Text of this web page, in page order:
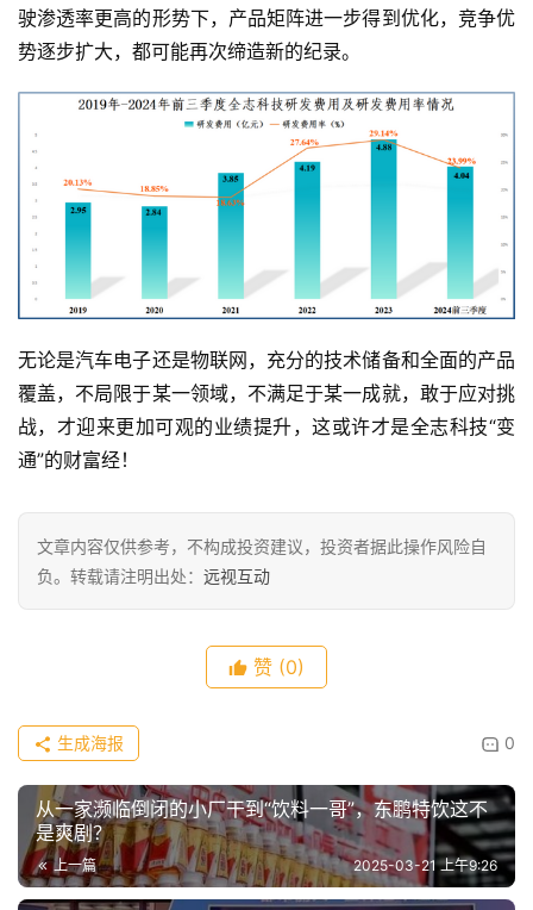
驶渗透率更高的形势下，产品矩阵进一步得到优化，竞争优
势逐步扩大，都可能再次缔造新的纪录。
无论是汽车电子还是物联网，充分的技术储备和全面的产品
覆盖，不局限于某一领域，不满足于某一成就，敢于应对挑
战，才迎来更加可观的业绩提升，这或许才是全志科技“变
通”的财富经！
文章内容仅供参考，不构成投资建议，投资者据此操作风险自
负。转载请注明出处： 远视互动
赞 (0)
0
生成海报
从一家濒临倒闭的小厂干到“饮料一哥”，东鹏特饮这不
是爽剧？
上一篇 2025-03-21 上午9:26